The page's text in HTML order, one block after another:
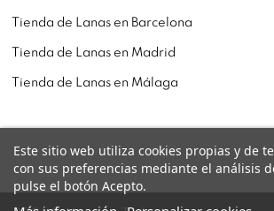
Tienda de Lanas en Barcelona
Tienda de Lanas en Madrid
Tienda de Lanas en Málaga
Este sitio web utiliza cookies propias y de
con sus preferencias mediante el análisis
pulse el botón Acepto.